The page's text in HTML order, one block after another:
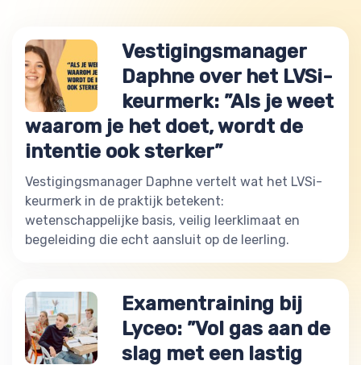
Vestigingsmanager
Daphne over het LVSi-
keurmerk: ”Als je weet
waarom je het doet, wordt de
intentie ook sterker”
Vestigingsmanager Daphne vertelt wat het LVSi-
keurmerk in de praktijk betekent:
wetenschappelijke basis, veilig leerklimaat en
begeleiding die echt aansluit op de leerling.
Examentraining bij
Lyceo: ”Vol gas aan de
slag met een lastig